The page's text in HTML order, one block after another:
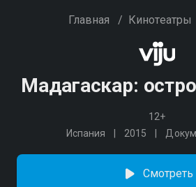
Главная / Кинотеатры
Мадагаскар:
12+
Испания
2015
Смотреть